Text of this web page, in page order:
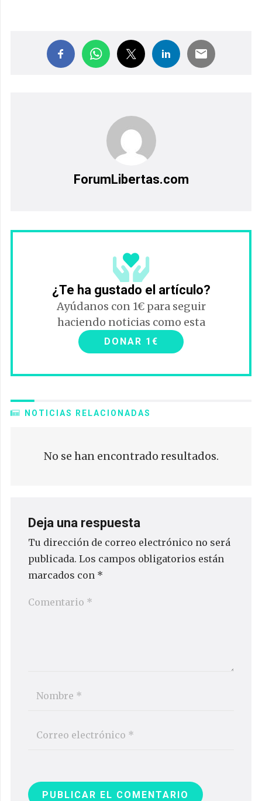
ForumLibertas.com
¿Te ha gustado el artículo?
Ayúdanos con 1€ para seguir
haciendo noticias como esta
DONAR 1€
NOTICIAS RELACIONADAS
No se han encontrado resultados.
Deja una respuesta
Tu dirección de correo electrónico no será
publicada. Los campos obligatorios están
marcados con *
PUBLICAR EL COMENTARIO